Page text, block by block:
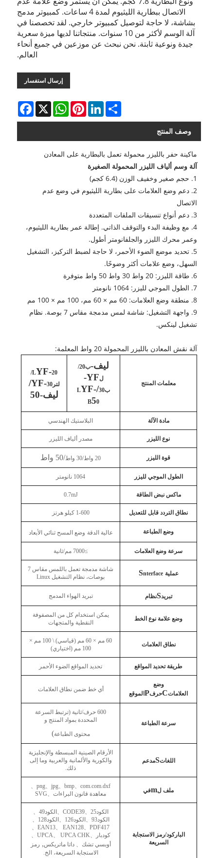
الاتصال ببطارية الليثيوم لمدة 4 ساعات. كمبيوتر مدمج
بشاشة، لا حاجة لتوصيل كمبيوتر خارجي. لقد تخصصنا في
آلة الوسم لأكثر من 10 سنوات. منتجاتنا لديها ميزة سعرية
جيدة ونوعية ثابتة. نحن نبحث عن موزعين في جميع أنحاء
العالم.
إرسال استفسار
Facebook X
WhatsAppPinterestLinkedInShare
وصف المنتج
ماكينة حفر بالليزر محمولة تعمل بالبطارية على المعادن
آلة وسم ألياف الليزر المحمولة الصغيرة
1. حجم صغير وخفيف الوزن (6.4 كجم)
2. دعم وضع العلامات على بطارية الليثيوم في وضع عدم
الاتصال
3. دعم أنواع تنسيقات الملفات المتعددة
4. مع وظيفة البدء والتوقف الذاتي. إطالة عمر بطارية الليثيوم،
وعمر محرك الليزر والجلفانومتر أطول.
5. تحديد موضع الضوء الأحمر، لا حاجة لضبط التركيز، التشغيل
السهل، وضع علامات أكثر وضوحًا.
6. طاقة الليزر: 20 واط 30 واط 50 واط متوفرة
7. الطول الموجي لليزر: 1064 نانومتر
8. منطقة وضع العلامات: 60 مم × 60 مم، 100 مم × 100 مم
9. واجهة التشغيل: شاشة لمس مدمجة مقاس 7 بوصة. نظام
تشغيل لينكس.
آلة نقش المعادن بالليزر المحمولة 20 واط المعلمة:
معلمات المنتج
ليف-
ب20/
لYF-
ب30 /
LYF-
B50
LYF-
20/
لتر
YF-30
/
ليف-50
مادة الآلة البلاستيك الهندسي
نوع الليزر مصدر ألياف الليزر
قوة الليزر 20 واط/30 واط /50 واط
الطول الموجي لليزر 1064 نانومتر
ماكس نبض الطاقة 0.7mJ
نطاق التردد قابل للتعديل 1-600 كيلو هرتز
وضع الطباعة عالية الدقة وضع المسح ثنائي الأبعاد
سرعة وضع العلامات ≥7000 مم/ثانية
عملية Snterface
شاشة مدمجة تعمل باللمس مقاس 7
بوصات، نظام التشغيل Linux
تبريدSنظام تبريد الهواء المدمج
وضع علامة نوع الخط
يمكن استخدام كل من المصفوفة
النقطية والمتجهات
نطاق العلامات
60 مم × 60 مم (قياسي) \ 100 مم ×
100 مم (اختياري)
طريقة تحديد المواقع تحديد المواقع الضوء الأحمر
وضع
العلاماتCحرفPالموقع
أي خط ضمن نطاق العلامات
سرعة الطباعة
600 حرف/ثانية (ترتبط السرعة
المحددة بمواد المنتج و
محتوى الطباعة)
اللغاتSمدعم
الأرقام الصينية المبسطة والإنجليزية
والكورية والألمانية والعربية وما إلى
ذلك.
ملف لmفي
png、 jpg、 bmp、 com.com.dxf
、
معاهدة قانون البراءات 、
SVG
الباركود/رمز الاستجابة
السريعة
الكود25 、
CODE39
、الكود49
、
الكود93
、الكود126 、الكود128
、
EAN13、 EAN128、 PDF417
、
كودبار
、
UPCA、 UPCA CHK
、
أوبسي تشك
、داتا ماتريكس, رمز
الاستجابة السريعة، الخ.